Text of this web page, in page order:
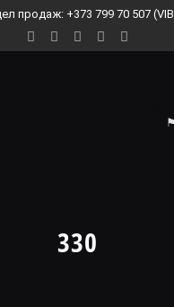
продаж: +373 799 70 507
330